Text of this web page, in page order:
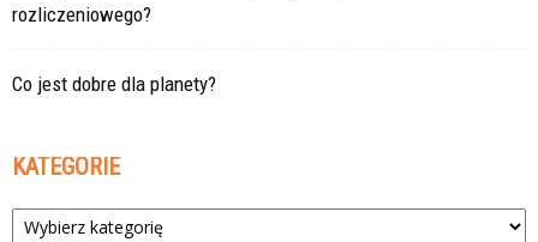
rozliczeniowego?
Co jest dobre dla planety?
KATEGORIE
Kategorie